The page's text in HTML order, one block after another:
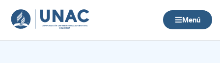
contenido
Menú